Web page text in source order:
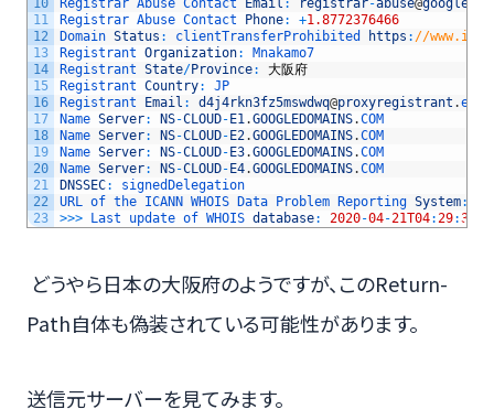
11
12
13
14
15
16
17
18
19
20
21
22
23
Registrar Abuse Contact Phone: +1.8772376466
Domain Status : clientTransferProhibited https : //
Registrant Organization:
Mnakamo7
Registrant State/Province:
大阪府
Registrant Country:
JP
Registrant Email : d4j4rkn3fz5mswdwq@proxyregistrant .
Name Server: NS-CLOUD-E1 .GOOGLEDOMAINS.COM
Name Server: NS-CLOUD-E2.GOOGLEDOMAINS.COM
Name Server: NS-CLOUD-E3.GOOGLEDOMAINS.COM
Name Server: NS-CLOUD-E4.GOOGLEDOMAINS.COM
DNSSEC:
signedDelegation
URL of the ICANN WHOIS Data Problem Reporting System:
>>> Last update of WHOIS database: 2020-04-21T04: 29:38Z
どうやら日本の大阪府のようですが、このReturn-
Path自体も偽装されている可能性があります。
送信元サーバーを見てみます。